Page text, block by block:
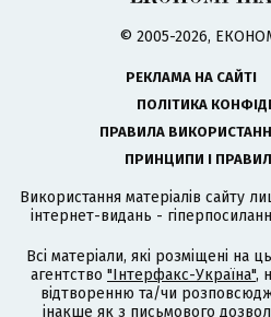
© 2005-2026,
РЕКЛАМА НА САЙТІ
ПОЛІТИКА
ПРАВИЛА
ПРИНЦИПИ І
Використання матеріалів сайту
інтернет-видань -
Всі матеріали, які розміщені на
агентство "Інтерфакс-Україна",
відтворенню та/чи
інакше як з письмового